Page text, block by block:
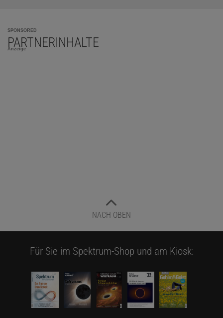
SPONSORED
PARTNERINHALTE
Anzeige
NACH OBEN
Für Sie im Spektrum-Shop und am Kiosk: